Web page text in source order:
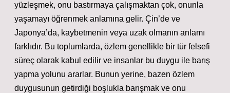
yüzleşmek, onu bastırmaya çalışmaktan çok, onunla
yaşamayı öğrenmek anlamına gelir. Çin’de ve
Japonya’da, kaybetmenin veya uzak olmanın anlamı
farklıdır. Bu toplumlarda, özlem genellikle bir tür felsefi
süreç olarak kabul edilir ve insanlar bu duygu ile barış
yapma yolunu ararlar. Bunun yerine, bazen özlem
duygusunun getirdiği boşlukla barışmak ve onu